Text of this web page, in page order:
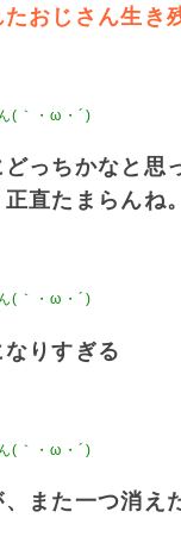
たおじさん生き
(｀・ω・´)
っちかなと思
直たまらんね。
(｀・ω・´)
りすぎる
(｀・ω・´)
、また一つ消え